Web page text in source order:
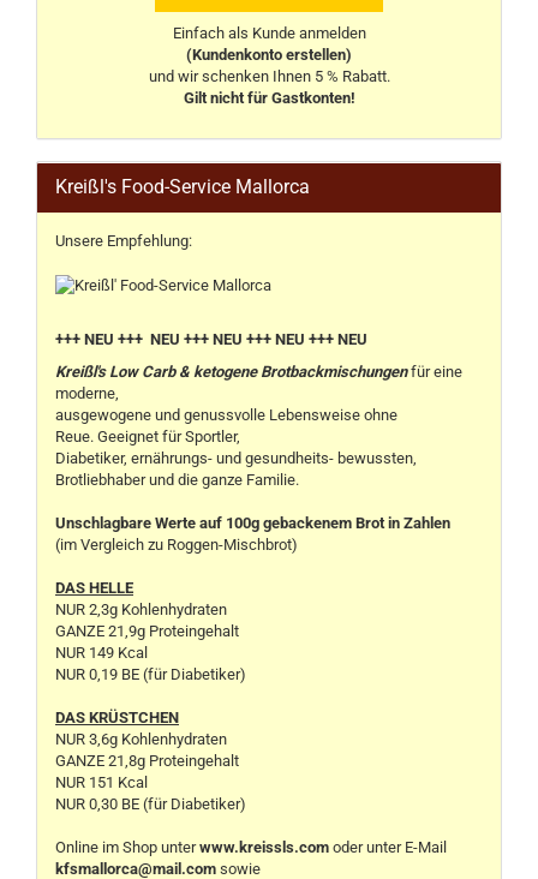
Einfach als Kunde anmelden
(Kundenkonto erstellen)
und wir schenken Ihnen 5 % Rabatt.
Gilt nicht für Gastkonten!
Kreißl's Food-Service Mallorca
Unsere Empfehlung:
+++ NEU +++ NEU +++ NEU +++ NEU +++ NEU
Kreißl's Low Carb & ketogene Brotbackmischungenfür eine
moderne,
ausgewogene und genussvolle Lebensweise ohne
Reue. Geeignet für Sportler,
Diabetiker, ernährungs- und gesundheits- bewussten,
Brotliebhaber und die ganze Familie.
Unschlagbare Werte auf 100g gebackenem Brot in Zahlen
(im Vergleich zu Roggen-Mischbrot)
DAS HELLE
NUR 2,3g Kohlenhydraten
GANZE 21,9g Proteingehalt
NUR 149 Kcal
NUR 0,19 BE (für Diabetiker)
DAS KRÜSTCHEN
NUR 3,6g Kohlenhydraten
GANZE 21,8g Proteingehalt
NUR 151 Kcal
NUR 0,30 BE (für Diabetiker)
Online im Shop unterwww.kreissls.com oder unter E-Mail
kfsmallorca@mail.com sowie